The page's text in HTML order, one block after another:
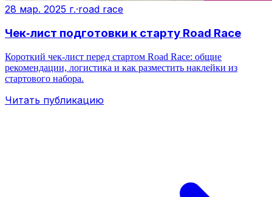
28 мар. 2025 г.·road race
Чек‑лист подготовки к старту Road Race
Короткий чек‑лист перед стартом Road Race: общие
рекомендации, логистика и как разместить наклейки из
стартового набора.
Читать публикацию